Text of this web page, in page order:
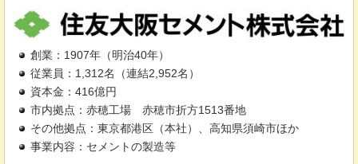
創業：1907年（明治40年）
従業員：1,312名（連結2,952名）
資本金：416億円
市内拠点：赤穂工場
赤穂市折方1513番地
その他拠点：東京都港区（本社）、高知県須崎市ほか
事業内容：セメントの製造等